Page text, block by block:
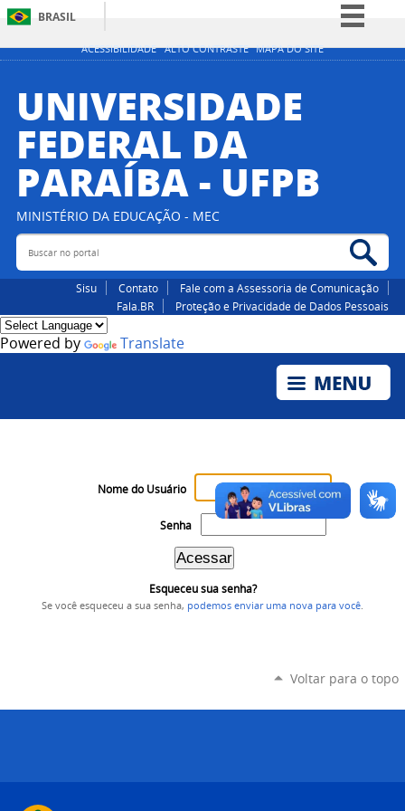
ACESSIBILIDADE ALTO CONTRASTE MAPA DO SITE
BRASIL
Simplifique!
Participe
Acesso à informação
Canais
UNIVERSIDADE
FEDERAL DA
PARAÍBA - UFPB
MINISTÉRIO DA EDUCAÇÃO - MEC
Buscar no portal
Sisu Contato
Fale com a Assessoria de Comunicação
Fala.BR
Proteção e Privacidade de Dados Pessoais
Powered by Translate
Nome do Usuário
Senha
Esqueceu sua senha?
Se você esqueceu a sua senha, podemos enviar uma nova para você
Voltar para o topo